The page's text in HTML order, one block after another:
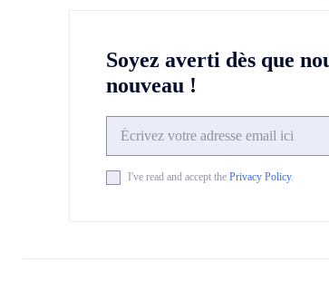
Soyez averti dès que
nouveau !
I've read and accept the Privacy Policy.